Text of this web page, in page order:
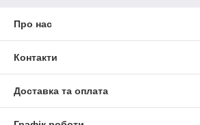
Про нас
Контакти
Доставка та оплата